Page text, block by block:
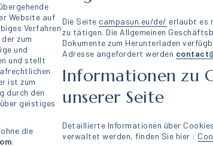
Website auf
Verfahren
zum
und
und stellt
ist zum
durch den
geistiges
die
.
Die Seite campasun.eu/de/ erlaubt es
zu tätigen. Die Allgemeinen
Dokumente zum Herunterladen
Adresse angefordert werden
Informationen zu
unserer Seite
Detaillierte Informationen über
verwaltet werden, finden Sie hier :